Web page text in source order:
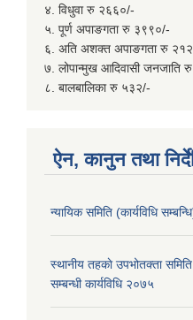
४. विधुवा रु २६६०/-
५. पूर्ण अपाङगता रु ३९९०/-
६. अति अशक्त अपाङगता रु
७. लोपान्मुख आदिवासी जनजाति
८. बालबालिका रु ५३२/-
ऐन, कानुन तथा
न्यायिक समिति (कार्यविधि
स्थानीय तहकाे उपभोतक्ता
सम्बन्धी कार्यविधि २०७५